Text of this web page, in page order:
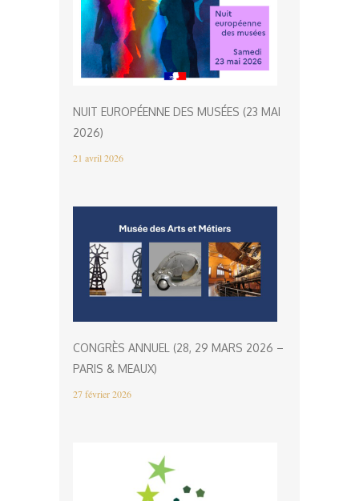
NUIT EUROPÉENNE DES MUSÉES (23 MAI
2026)
21 avril 2026
CONGRÈS ANNUEL (28, 29 MARS 2026 –
PARIS & MEAUX)
27 février 2026